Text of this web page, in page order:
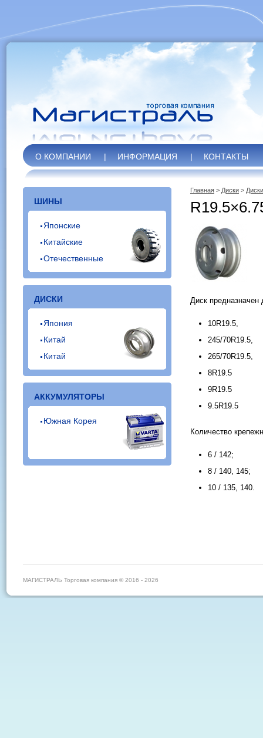
О КОМПАНИИ | ИНФОРМАЦИЯ | КОНТАКТЫ
ШИНЫ
Японские
Китайские
Отечественные
ДИСКИ
Япония
Китай
Китай
АККУМУЛЯТОРЫ
Южная Корея
Главная > Диски >
Диск
10R19.5,
245/70R19.5,
265/70R19.5,
8R19.5
9R19.5
9.5R19.5
Количество
6 / 142;
8 / 140, 145;
10 / 135, 140.
МАГИСТРАЛЬ Торговая компания © 2016 - 2026